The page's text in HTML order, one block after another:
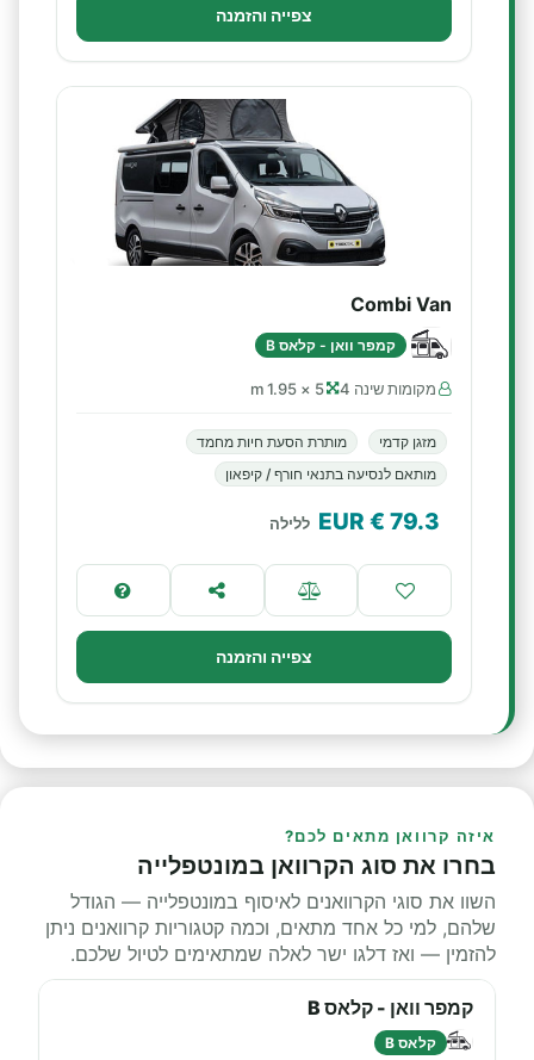
צפייה והזמנה
Combi Van
קמפר וואן - קלאס B
מקומות שינה 4 5 × 1.95 m
מזגן קדמי
מותרת הסעת חיות מחמד
מותאם לנסיעה בתנאי חורף / קיפאון
79.3
€ EUR ללילה
צפייה והזמנה
איזה קרוואן מתאים לכם?
בחרו את סוג הקרוואן במונטפלייה
השוו את סוגי הקרוואנים לאיסוף במונטפלייה — הגודל
שלהם, למי כל אחד מתאים, וכמה קטגוריות קרוואנים ניתן
להזמין — ואז דלגו ישר לאלה שמתאימים לטיול שלכם.
קמפר וואן - קלאס B
קלאס B